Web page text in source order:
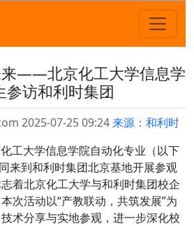
来——北京化工大学信息学
参访和利时集团
2025-07-25 09:24来源：和利时
工大学信息学院自动化专业（以下
来到和利时集团北京基地开展参观
着北京化工大学与和利时集团校企
次活动以“产教联动，共筑发展”为
术分享与实地参观，进一步深化校